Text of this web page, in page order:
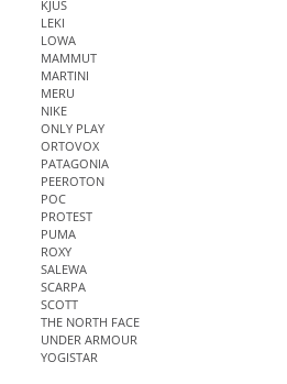
KJUS
LEKI
LOWA
MAMMUT
MARTINI
MERU
NIKE
ONLY PLAY
ORTOVOX
PATAGONIA
PEEROTON
POC
PROTEST
PUMA
ROXY
SALEWA
SCARPA
SCOTT
THE NORTH FACE
UNDER ARMOUR
YOGISTAR